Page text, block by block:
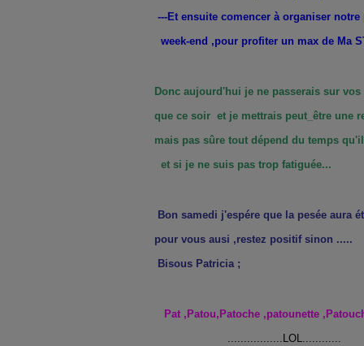
---Et ensuite comencer à organiser
week-end ,pour profiter un max de Ma
Donc aujourd'hui je ne passerais sur
que ce soir et je mettrais peut_être une
mais pas sûre tout dépend du temps
et si je ne suis pas trop fatiguée...
Bon samedi j'espére que la pesée aura
pour vous ausi ,restez positif sinon .....
Bisous Patricia ;
Pat ,Patou,Patoche ,patounette
.................LOL............